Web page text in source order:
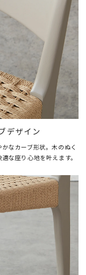
デザイン
なカーブ形状。木のぬく
な座り心地を叶えます。